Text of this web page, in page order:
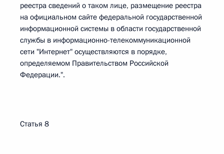
реестра сведений о таком лице, размещение реестра
на официальном сайте федеральной государственной
информационной системы в области государственной
службы в информационно-телекоммуникационной
сети "Интернет" осуществляются в порядке,
определяемом Правительством Российской
Федерации.".
Статья 8